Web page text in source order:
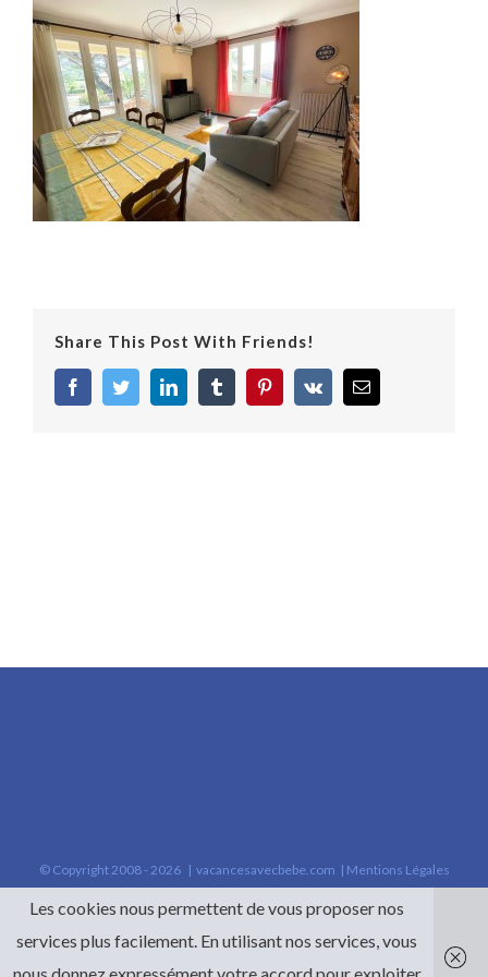
Share This Post With Friends!
facebooktwitter linkedin tumblr pinterestvk Email
© Copyright 2008 -2026 | vacancesavecbebe.com | Mentions Légales
Les cookies nous permettent de vous proposer nos
services plus facilement. En utilisant nos services, vous